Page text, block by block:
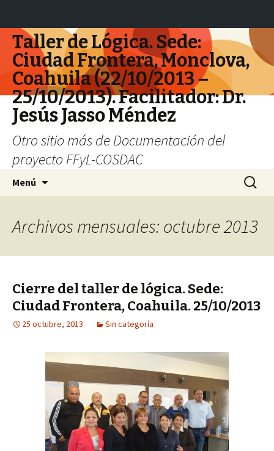
Taller de Lógica. Sede:
Ciudad Frontera, Monclova,
Coahuila (22/10/2013 –
25/10/2013). Facilitador: Dr.
Jesús Jasso Méndez
Otro sitio más de Documentación del
proyecto FFyL-COSDAC
Menú Buscar:
Archivos mensuales: octubre 2013
Cierre del taller de lógica. Sede:
Ciudad Frontera, Coahuila. 25/10/2013
25 octubre, 2013 Sin categoría